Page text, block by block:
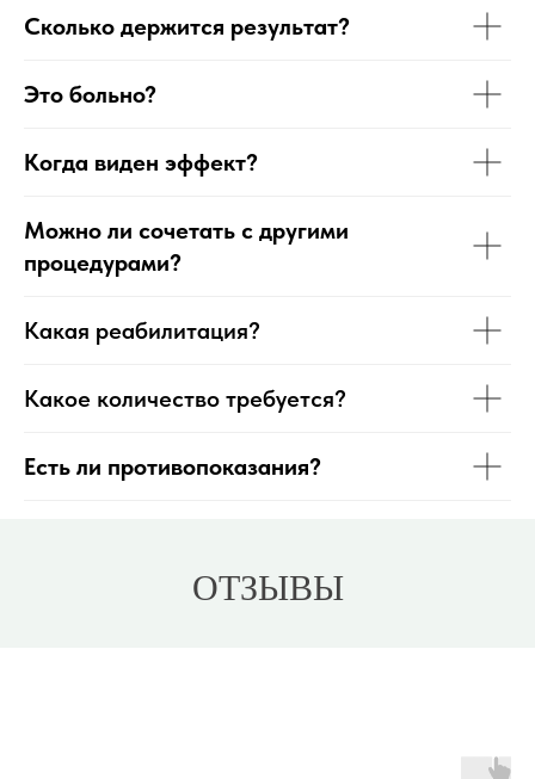
Сколько держится результат?
Это больно?
Когда виден эффект?
Можно ли сочетать с другими
процедурами?
Какая реабилитация?
Какое количество требуется?
Есть ли противопоказания?
ОТЗЫВЫ